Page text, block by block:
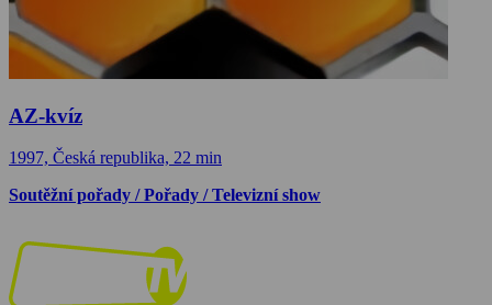
AZ-kvíz
1997, Česká republika, 22 min
Soutěžní pořady / Pořady / Televizní show